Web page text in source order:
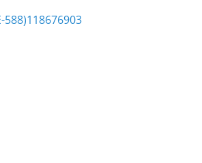
588)118676903